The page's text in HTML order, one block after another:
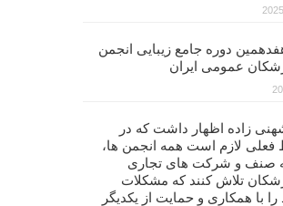
دوره جامع زیبایی انجمن
عمومی ایران
زاده اظهار داشت که در
فعلی لازم است همه انجمن ها،
صنف و شرکت های تجاری
تلاش کنند که مشکلات
با همکاری و حمایت از یکدیگر